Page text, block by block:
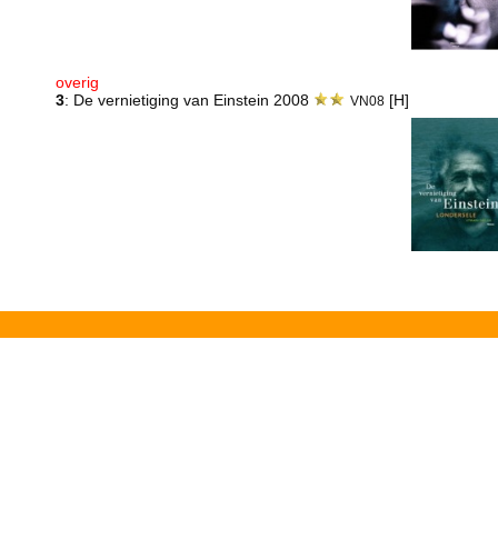
overig
3: De vernietiging van Einstein 2008 VN08[H]